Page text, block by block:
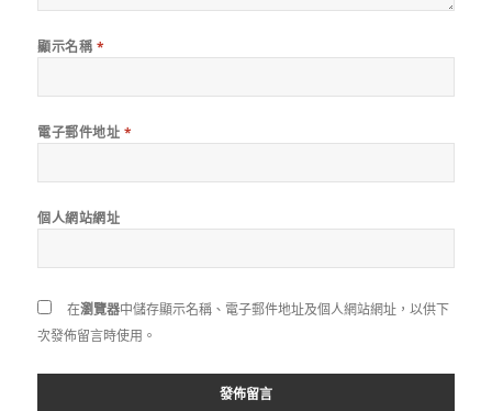
顯示名稱 *
電子郵件地址 *
個人網站網址
在瀏覽器中儲存顯示名稱、電子郵件地址及個人網站網址，以供下
次發佈留言時使用。